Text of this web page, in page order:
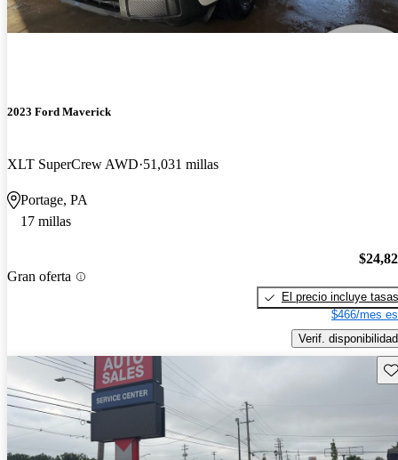
2023 Ford Maverick
XLT SuperCrew AWD 51,031 millas
Portage, PA
17 millas
Gran oferta
El precio incluye tasas
$466/mes
Verif. disponibilidad